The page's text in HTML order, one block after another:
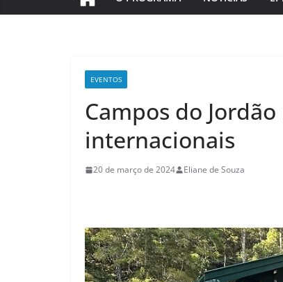
coloniais,
EVENTOS
Campos do
internacionais
20 de março de 2024 Eliane de Souza